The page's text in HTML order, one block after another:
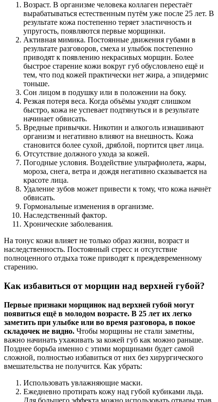
Возраст. В организме человека коллаген перестаёт
вырабатываться естественным путём уже после 25 лет. В
результате кожа постепенно теряет эластичность и
упругость, появляются первые морщинки.
Активная мимика. Постоянные движения губами в
результате разговоров, смеха и улыбок постепенно
приводят к появлению некрасивых морщин. Более
быстрое старение кожи вокруг губ обусловлено ещё и
тем, что под кожей практически нет жира, а эпидермис
тоньше.
Сон лицом в подушку или в положении на боку.
Резкая потеря веса. Когда объёмы уходят слишком
быстро, кожа не успевает подтянуться и в результате
начинает обвисать.
Вредные привычки. Никотин и алкоголь изнашивают
организм и негативно влияют на внешность. Кожа
становится более сухой, дряблой, портится цвет лица.
Отсутствие должного ухода за кожей.
Погодные условия. Воздействие ультрафиолета, жары,
мороза, снега, ветра и дождя негативно сказывается на
красоте лица.
Удаление зубов может привести к тому, что кожа начнёт
обвисать.
Гормональные изменения в организме.
Наследственный фактор.
Хронические заболевания.
На тонус кожи влияет не только образ жизни, возраст и
наследственность. Постоянный стресс и отсутствие
полноценного отдыха тоже приводят к преждевременному
старению.
Как избавиться от морщин над верхней губой?
Первые признаки морщинок над верхней губой могут
появиться ещё в молодом возрасте. В 25 лет их легко
заметить при улыбке или во время разговора, в покое
складочек не видно. Чтобы морщины не стали заметны,
важно начинать ухаживать за кожей губ как можно раньше.
Позднее борьба именно с этими морщинами будет самой
сложной, полностью избавиться от них без хирургического
вмешательства не получится. Как убрать:
Использовать увлажняющие маски.
Ежедневно протирать кожу над губой кубиками льда.
Для большего эффекта можно использовать отвары трав